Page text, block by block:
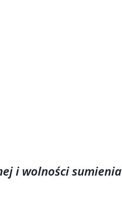
i wolności sumienia